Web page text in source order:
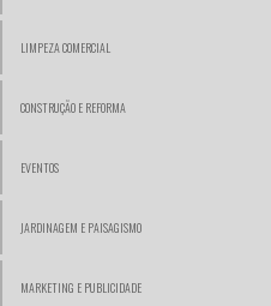
LIMPEZA COMERCIAL
CONSTRUÇÃO E REFORMA
EVENTOS
JARDINAGEM E PAISAGISMO
MARKETING E PUBLICIDADE